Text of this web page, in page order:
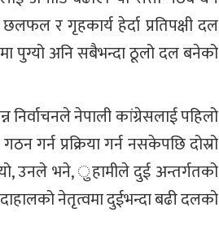
र गृहकार्य हेर्दा प्रतिपक्षी दल
पुग्यो अनि सबैभन्दा ठूलो दल बनेको
नेपाली कांग्रेसलाई पहिलो
गर्न प्रक्रिया गर्न नसकेपछि दोस्रो
उनले भने, ुहामीले दुई अन्तर्गतको
नेतृत्वमा दुईभन्दा बढी दलको